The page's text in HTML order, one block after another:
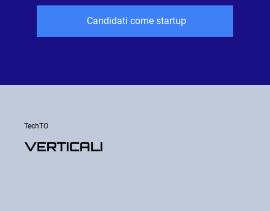
Candidati come startup
TechTO
VERTICALI